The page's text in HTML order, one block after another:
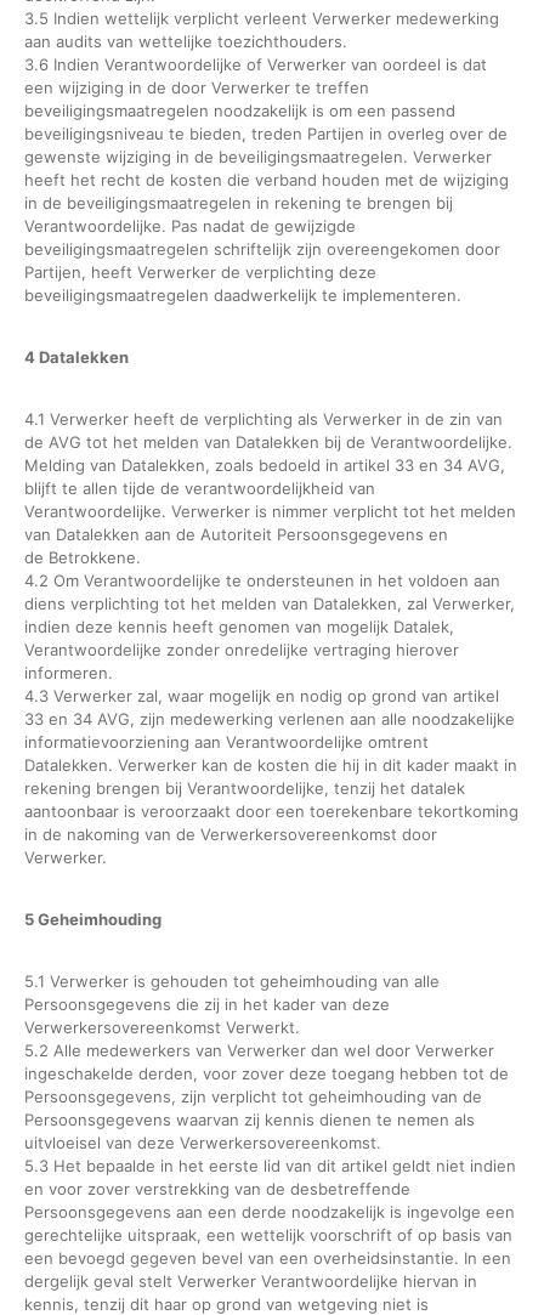
3.5 Indien wettelijk verplicht verleent Verwerker medewerking
aan audits van wettelijke toezichthouders.
3.6 Indien Verantwoordelijke of Verwerker van oordeel is dat
een wijziging in de door Verwerker te treffen
beveiligingsmaatregelen noodzakelijk is om een passend
beveiligingsniveau te bieden, treden Partijen in overleg over de
gewenste wijziging in de beveiligingsmaatregelen. Verwerker
heeft het recht de kosten die verband houden met de wijziging
in de beveiligingsmaatregelen in rekening te brengen bij
Verantwoordelijke. Pas nadat de gewijzigde
beveiligingsmaatregelen schriftelijk zijn overeengekomen door
Partijen, heeft Verwerker de verplichting deze
beveiligingsmaatregelen daadwerkelijk te implementeren.
4 Datalekken
4.1 Verwerker heeft de verplichting als Verwerker in de zin van
de AVG tot het melden van Datalekken bij de Verantwoordelijke.
Melding van Datalekken, zoals bedoeld in artikel 33 en 34 AVG,
blijft te allen tijde de verantwoordelijkheid van
Verantwoordelijke. Verwerker is nimmer verplicht tot het melden
van Datalekken aan de Autoriteit Persoonsgegevens en
de Betrokkene.
4.2 Om Verantwoordelijke te ondersteunen in het voldoen aan
diens verplichting tot het melden van Datalekken, zal Verwerker,
indien deze kennis heeft genomen van mogelijk Datalek,
Verantwoordelijke zonder onredelijke vertraging hierover
informeren.
4.3 Verwerker zal, waar mogelijk en nodig op grond van artikel
33 en 34 AVG, zijn medewerking verlenen aan alle noodzakelijke
informatievoorziening aan Verantwoordelijke omtrent
Datalekken. Verwerker kan de kosten die hij in dit kader maakt in
rekening brengen bij Verantwoordelijke, tenzij het datalek
aantoonbaar is veroorzaakt door een toerekenbare tekortkoming
in de nakoming van de Verwerkersovereenkomst door
Verwerker.
5 Geheimhouding
5.1 Verwerker is gehouden tot geheimhouding van alle
Persoonsgegevens die zij in het kader van deze
Verwerkersovereenkomst Verwerkt.
5.2 Alle medewerkers van Verwerker dan wel door Verwerker
ingeschakelde derden, voor zover deze toegang hebben tot de
Persoonsgegevens, zijn verplicht tot geheimhouding van de
Persoonsgegevens waarvan zij kennis dienen te nemen als
uitvloeisel van deze Verwerkersovereenkomst.
5.3 Het bepaalde in het eerste lid van dit artikel geldt niet indien
en voor zover verstrekking van de desbetreffende
Persoonsgegevens aan een derde noodzakelijk is ingevolge een
gerechtelijke uitspraak, een wettelijk voorschrift of op basis van
een bevoegd gegeven bevel van een overheidsinstantie. In een
dergelijk geval stelt Verwerker Verantwoordelijke hiervan in
kennis, tenzij dit haar op grond van wetgeving niet is